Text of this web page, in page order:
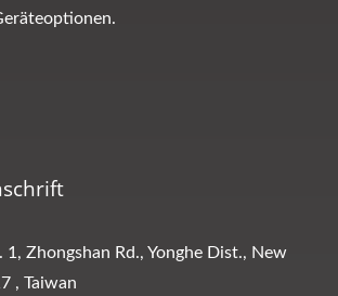
1, Zhongshan Rd., Yonghe Dist., New
, Taiwan